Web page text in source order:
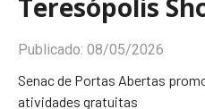
Teresópolis
Publicado: 08/05/2026
Senac de Portas Abertas
atividades gratuitas